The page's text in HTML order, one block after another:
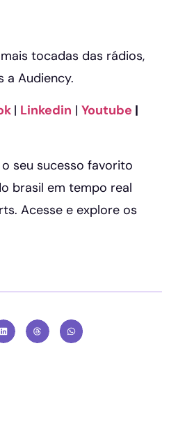
tocadas das rádios,
a Audiency.
| Linkedin | Youtube |
seu sucesso favorito
brasil em tempo real
Acesse e explore os